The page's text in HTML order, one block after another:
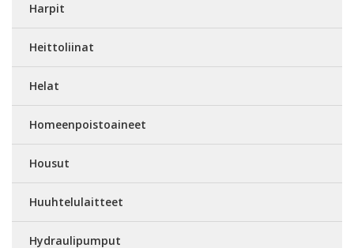
Harpit
Heittoliinat
Helat
Homeenpoistoaineet
Housut
Huuhtelulaitteet
Hydraulipumput